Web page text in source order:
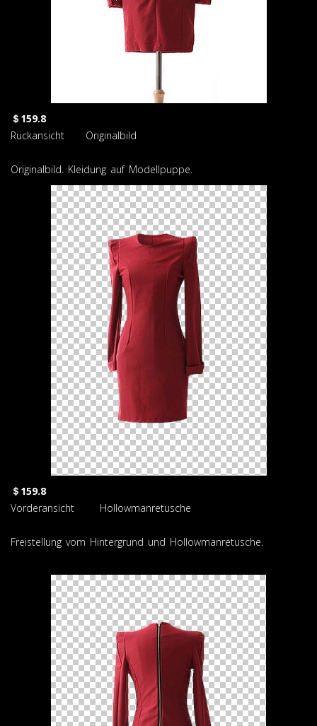
＄159.8
Rückansicht Originalbild
Originalbild. Kleidung auf Modellpuppe.
＄159.8
Vorderansicht Hollowmanretusche
Freistellung vom Hintergrund und Hollowmanretusche.